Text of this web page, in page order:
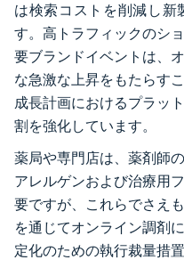
は検索コストを削減し新
す。高トラフィックのシ
要ブランドイベントは、
な急激な上昇をもたらす
成長計画におけるプラッ
割を強化しています。
薬局や専門店は、薬剤師
アレルゲンおよび治療用
要ですが、これらでさえ
を通じてオンライン調剤
定化のための執行裁量措